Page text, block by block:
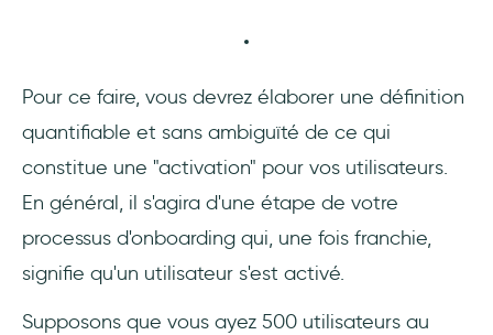
Pour ce faire, vous devrez élaborer une définition
quantifiable et sans ambiguïté de ce qui
constitue une "activation" pour vos utilisateurs.
En général, il s'agira d'une étape de votre
processus d'onboarding qui, une fois franchie,
signifie qu'un utilisateur s'est activé.
Supposons que vous ayez 500 utilisateurs au